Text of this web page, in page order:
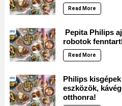
Read More
Pepita Philips
robotok
Read More
Philips
eszközök,
otthonra!